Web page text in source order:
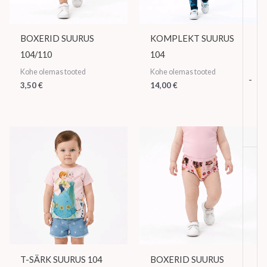
-
BOXERID SUURUS
104/110
Kohe olemas tooted
3,50€
KOMPLEKT SUURUS
104
Kohe olemas tooted
14,00€
T-SÄRK SUURUS 104 BOXERID SUURUS